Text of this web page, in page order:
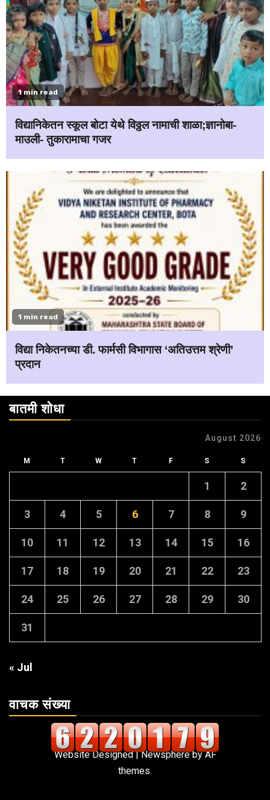
1 min read
विद्यानिकेतन स्कूल बोटा येथे विठ्ठल नामाची शाळा;ज्ञानोबा-
माउली- तुकारामाचा गजर
1 min read
विद्या निकेतनच्या डी. फार्मसी विभागास ‘अतिउत्तम श्रेणी’
प्रदान
बातमी शोधा
August 2026
M T W T F S S
1 2
3 4 5 6 7 8 9
10 11 12 13 14 15 16
17 18 19 20 21 22 23
24 25 26 27 28 29 30
31
« Jul
वाचक संख्या
Website Designed|Newsphereby AF
themes.